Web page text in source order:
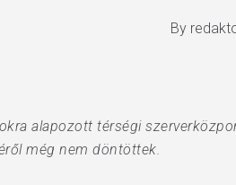
By
alapozott térségi
még nem döntöttek.